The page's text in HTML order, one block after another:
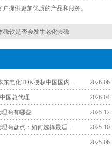
提供更加优质的产品和服务。
磁铁是否会发生老化去磁
TDK一级代理商-日本东电化TDK授权中国国内一级代理商官网查询方法 2026-
国总代理 2026-
商有哪些 2025-
TDK中国五大授权代理商盘点：如何选择最适合您的供应链伙伴？ 2025-
2025-